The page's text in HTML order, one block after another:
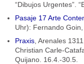
“Dibujos Urgentes”.
Pasaje 17 Arte
Uhr): Fernando Goin,
Praxis, Arenales
Christian Carle-
Quijano. 16.4.-30.5.